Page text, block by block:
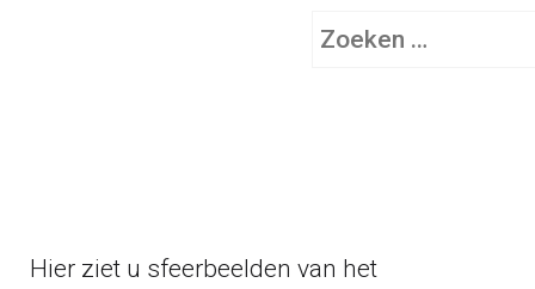
Zoeken
Hier ziet u sfeerbeelden van het